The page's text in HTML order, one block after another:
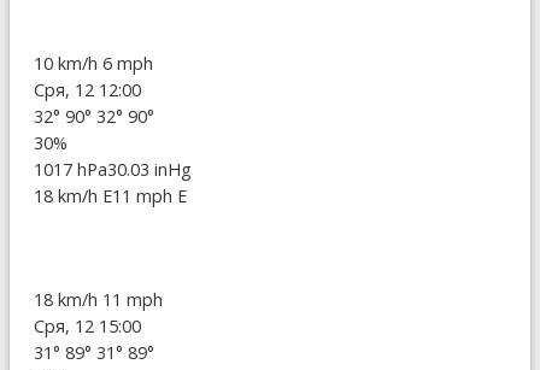
10 km/h 6 mph
Сря, 12 12:00
32° 90° 32° 90°
30%
1017 hPa30.03 inHg
18 km/h E11 mph E
18 km/h 11 mph
Сря, 12 15:00
31° 89° 31° 89°